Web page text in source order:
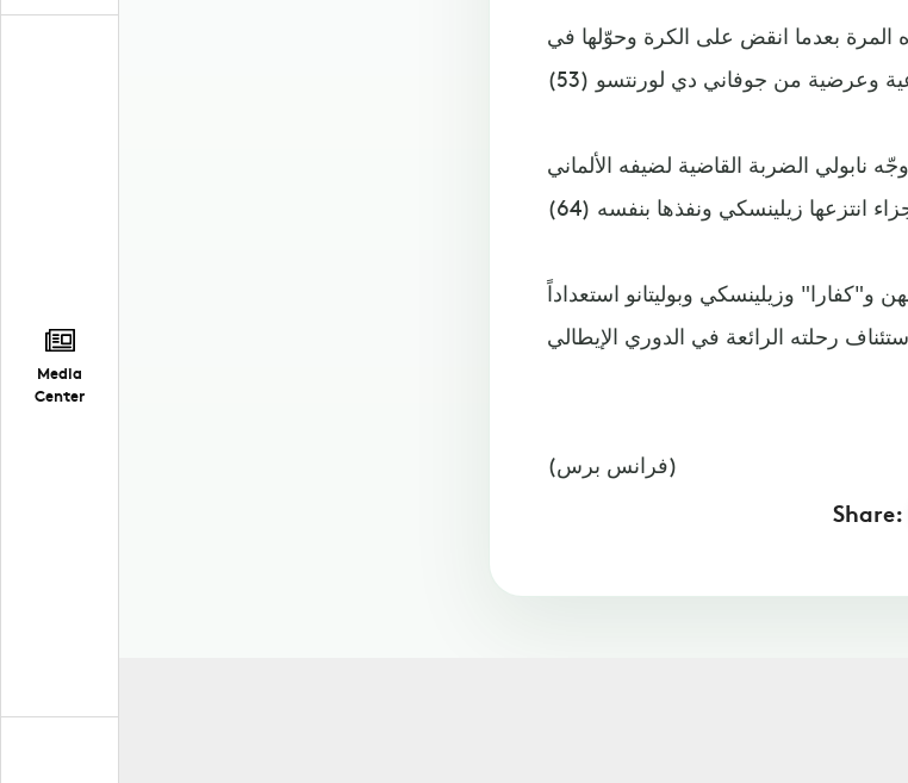
Media
Center
بعدما انقض على الكرة وحوّلها في
نابولي الضربة القاضية لضيفه الألماني
و"كفارا" وزيلينسكي وبوليتانو استعداداً
(فرانس برس)
Share: